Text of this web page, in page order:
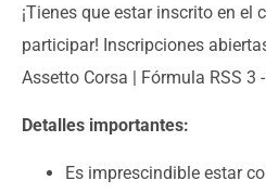
¡Tienes que estar inscrito en el
participar! Inscripciones
Assetto Corsa | Fórmula RSS 3
Detalles importantes:
Es imprescindible estar